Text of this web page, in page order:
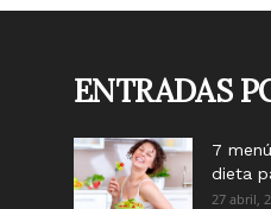
ENTRADAS
7
dieta
27 abril,